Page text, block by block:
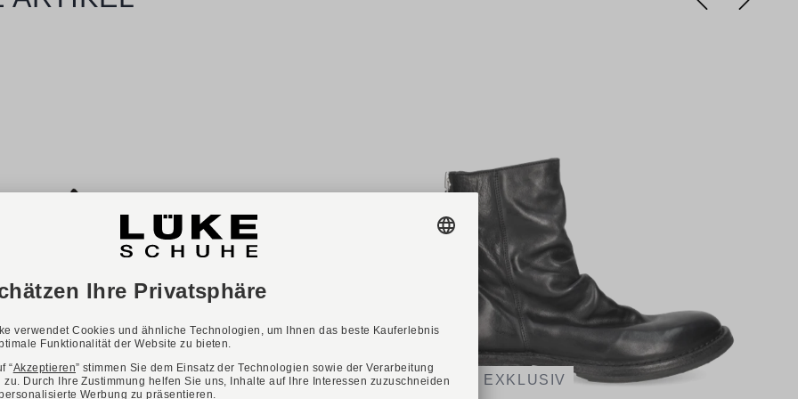
ONLINE EXKLUSIV ONLINE EXKLUSIV